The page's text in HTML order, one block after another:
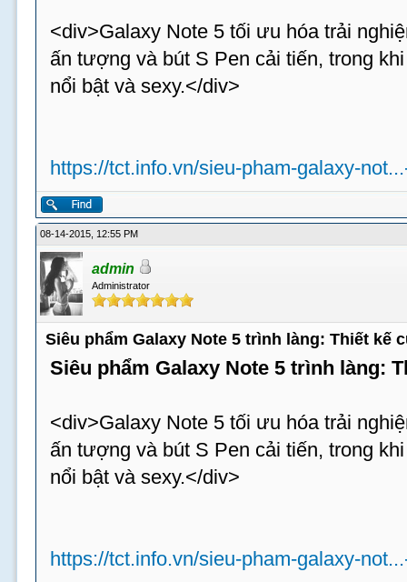
<div>Galaxy Note 5 tối ưu hóa trải
ấn tượng và bút S Pen cải tiến, trong
nổi bật và sexy.</div>
https://tct.info.vn/sieu-pham-galaxy-
08-14-2015, 12:55 PM
admin
Administrator
Siêu phẩm Galaxy Note 5 trình làng: Thiết kế
Siêu phẩm Galaxy Note 5 trình làng:
<div>Galaxy Note 5 tối ưu hóa trải
ấn tượng và bút S Pen cải tiến, trong
nổi bật và sexy.</div>
https://tct.info.vn/sieu-pham-galaxy-